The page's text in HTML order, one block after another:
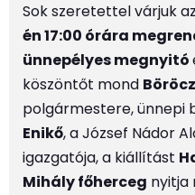
Sok szeretettel várjuk
én 17:00 órára
ünnepélyes megnyitó
köszöntőt mond
polgármestere, ünnepi
Enikő, a József Nádor
igazgatója, a kiállítást
Mihály főherceg nyitja